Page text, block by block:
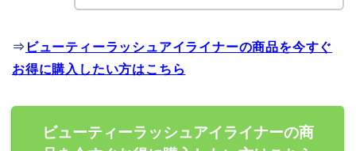
⇒ ビューティーラッシュアイライナーの商品を今すぐ
お得に購入したい方はこちら
ビューティーラッシュアイライナーの商